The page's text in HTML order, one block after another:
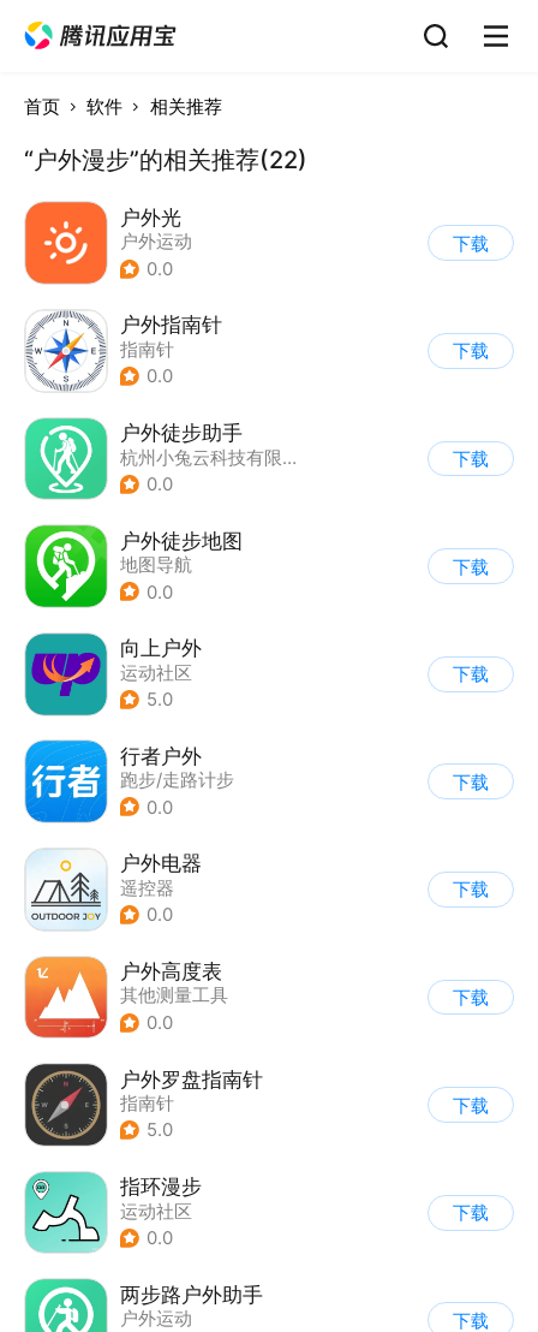
首页 软件 相关推荐
“户外漫步”的相关推荐(22)
户外光
户外运动
0.0
下载
户外指南针
指南针
0.0
下载
户外徒步助手
杭州小兔云科技有限公司
0.0
下载
户外徒步地图
地图导航
0.0
下载
向上户外
运动社区
5.0
下载
行者户外
跑步/走路计步
0.0
下载
户外电器
遥控器
0.0
下载
户外高度表
其他测量工具
0.0
下载
户外罗盘指南针
指南针
5.0
下载
指环漫步
运动社区
0.0
下载
两步路户外助手
户外运动
下载